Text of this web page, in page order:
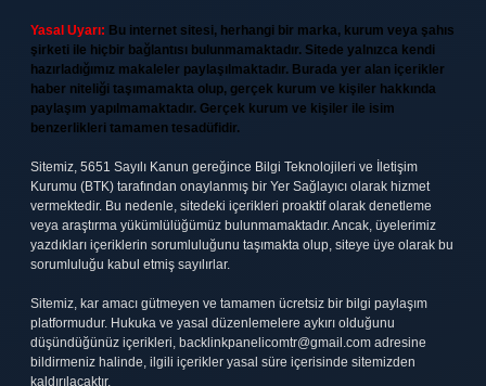
Yasal Uyarı: Bu internet sitesi, herhangi bir marka, kurum veya şahıs
şirketi ile hiçbir bağlantısı bulunmamaktadır. Sitede yalnızca kendi
hazırladığımız makaleler paylaşılmaktadır. Burada yer alan içerikler
haber niteliği taşımamakta olup, gerçek kurum ve kişiler hakkında
paylaşım yapılmamaktadır. Gerçek kurum ve kişiler ile isim
benzerlikleri tamamen tesadüfidir.
Sitemiz, 5651 Sayılı Kanun gereğince Bilgi Teknolojileri ve İletişim
Kurumu (BTK) tarafından onaylanmış bir Yer Sağlayıcı olarak hizmet
vermektedir. Bu nedenle, sitedeki içerikleri proaktif olarak denetleme
veya araştırma yükümlülüğümüz bulunmamaktadır. Ancak, üyelerimiz
yazdıkları içeriklerin sorumluluğunu taşımakta olup, siteye üye olarak bu
sorumluluğu kabul etmiş sayılırlar.
Sitemiz, kar amacı gütmeyen ve tamamen ücretsiz bir bilgi paylaşım
platformudur. Hukuka ve yasal düzenlemelere aykırı olduğunu
düşündüğünüz içerikleri, backlinkpanelicomtr@gmail.com adresine
bildirmeniz halinde, ilgili içerikler yasal süre içerisinde sitemizden
kaldırılacaktır.